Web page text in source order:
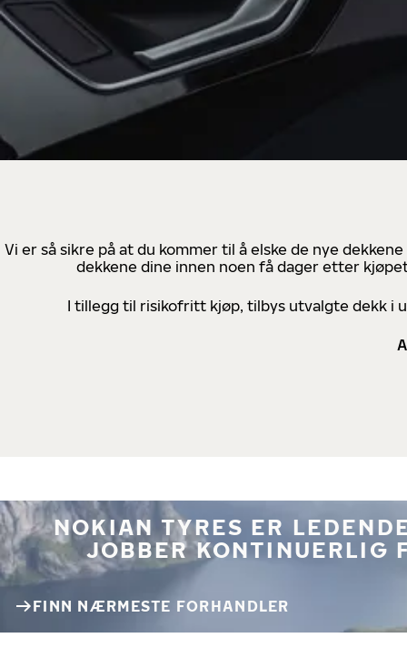
Vi er så sikre på at du kommer til å elske de nye
dekkene dine innen noen få dager etter
I tillegg til risikofritt kjøp, tilbys utvalgte dekk i
NOKIAN TYRES ER
JOBBER KONTINUERLIG
FINN NÆRMESTE FORHANDLER